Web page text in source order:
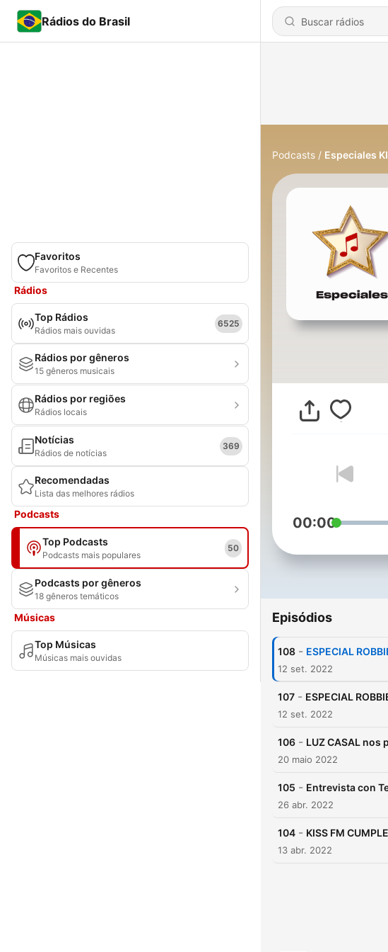
Rádios do Brasil
Favoritos
Favoritos e Recentes
Rádios
Top Rádios
Rádios mais ouvidas
6525
Rádios por gêneros
15 gêneros musicais
Rádios por regiões
Rádios locais
Notícias
Rádios de notícias
369
Recomendadas
Lista das melhores rádios
Podcasts
Top Podcasts
Podcasts mais populares
50
Podcasts por gêneros
18 gêneros temáticos
Músicas
Top Músicas
Músicas mais ouvidas
Podcasts Especiales
00:00
Episódios
108 - ESPECIAL
12 set. 2022
107 - ESPECIAL
12 set. 2022
106 - LUZ CASAL nos
20 maio 2022
105 - Entrevista con
26 abr. 2022
104 - KISS FM
13 abr. 2022